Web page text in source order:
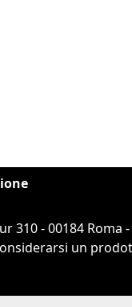
- 00184 Roma
un